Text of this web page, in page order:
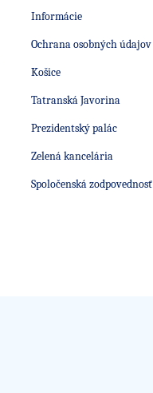
Informácie
Ochrana osobných údajov
Košice
Tatranská Javorina
Prezidentský palác
Zelená kancelária
Spoločenská zodpovednosť